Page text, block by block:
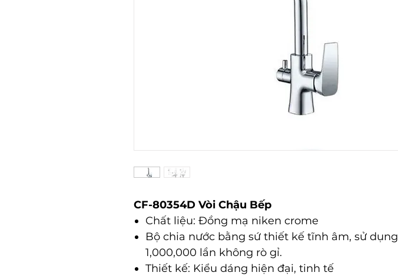
CF-80354D Vòi Chậu Bếp
Chất liệu: Đồng mạ niken crome
Bộ chia nước bằng sứ thiết kế tĩnh âm, sử dụng
1,000,000 lần không rò gỉ.
Thiết kế: Kiểu dáng hiện đại, tinh tế